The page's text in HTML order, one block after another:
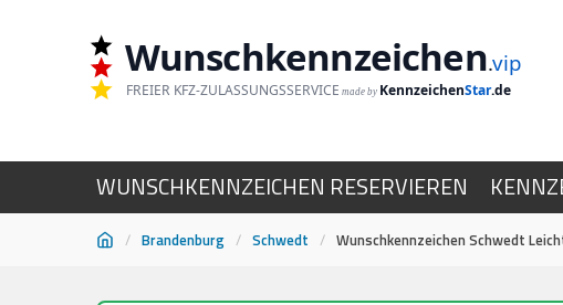
Wunschkennzeichen.vip
FREIER KFZ-ZULASSUNGSSERVICE made by KennzeichenStar.de
WUNSCHKENNZEICHEN RESERVIEREN
/ Brandenburg / Schwedt / Wunschkennzeichen Schwedt